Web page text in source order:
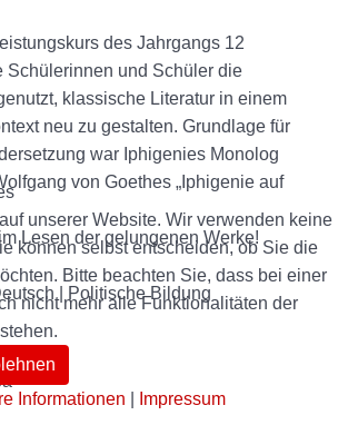
des Jahrgangs 12
Schülerinnen und Schüler die
klassische Literatur in einem
neu zu gestalten. Grundlage für
war Iphigenies Monolog
von Goethes „Iphigenie auf
Lesen der gelungenen Werke!
| Politische Bildung
unserer Website. Wir verwenden keine
können selbst entscheiden, ob Sie die
Bitte beachten Sie, dass bei einer
nicht mehr alle Funktionalitäten der
Informationen
Impressum